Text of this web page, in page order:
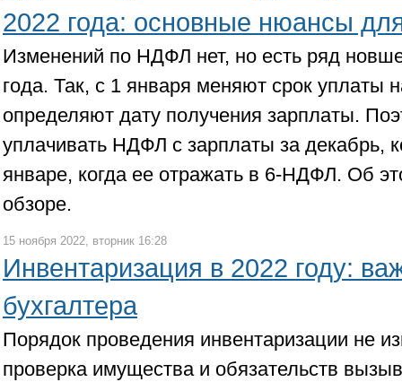
2022 года: основные нюансы
Изменений по НДФЛ нет, но есть ряд
года. Так, с 1 января меняют срок уплаты
определяют дату получения зарплаты.
уплачивать НДФЛ с зарплаты за декабрь,
январе, когда ее отражать в 6-НДФЛ. Об
обзоре.
15 ноября 2022, вторник 16:28
Инвентаризация в 2022 году:
бухгалтера
Порядок проведения инвентаризации не
проверка имущества и обязательств